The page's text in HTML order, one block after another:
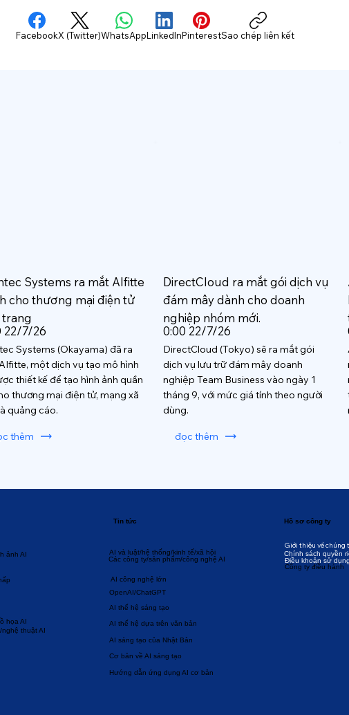
FacebookX (Twitter)WhatsAppLinkedInPinterestSao chép liên kết
Systems ra mắt AIfitte
cho thương mại điện tử
22/7/26
Systems (Okayama) đã ra
một dịch vụ tạo mô hình
thiết kế để tạo hình ảnh quần
thương mại điện tử, mạng xã
quảng cáo.
thêm
DirectCloud ra mắt gói dịch vụ
đám mây dành cho doanh
nghiệp nhóm mới.
0:00 22/7/26
DirectCloud (Tokyo) sẽ ra mắt gói
dịch vụ lưu trữ đám mây doanh
nghiệp Team Business vào ngày 1
tháng 9, với mức giá tính theo người
dùng.
đọc thêm
ảnh AI
họa AI
thuật AI
Tin tức
AI và luật/hệ thống/kinh tế/xã hội
Các công ty/sản phẩm/công nghệ AI
AI công nghệ lớn
OpenAI/ChatGPT
AI thế hệ sáng tạo
AI thế hệ dựa trên văn bản
AI sáng tạo của Nhật Bản
Cơ bản về AI sáng tạo
Hướng dẫn ứng dụng AI cơ bản
Hồ sơ công ty
Giới thiệu về chúng
Chính sách quyền
Điều khoản sử
Công ty điều hành